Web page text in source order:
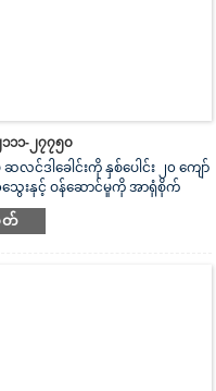
၁၁-၂၇၇၅၀
ဒါခေါင်းကို နှစ်ပေါင်း ၂၀ ကျော်
းနှင့် ဝန်ဆောင်မှုကို အာရုံစိုက်
ောင်းအထောက်အထားပြမှုလက်မှတ်၊
ည်လျားသောအသုံးဝင်သော
တ်